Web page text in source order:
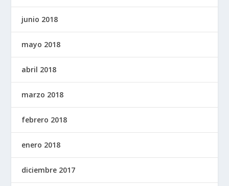
junio 2018
mayo 2018
abril 2018
marzo 2018
febrero 2018
enero 2018
diciembre 2017